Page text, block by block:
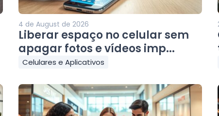
4 de August de 2026
Liberar espaço no celular sem
apagar fotos e vídeos imp...
Celulares e Aplicativos